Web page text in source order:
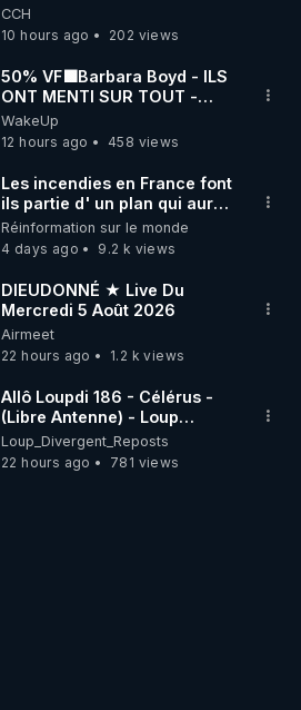
CCH
10 hours ago
202 views
50% VF🟩Barbara Boyd - ILS
ONT MENTI SUR TOUT -
Jocelyne Traduction
WakeUp
12 hours ago
458 views
Les incendies en France font
ils partie d' un plan qui aurait
débuté le 11 septembre 2001
?
Réinformation sur le monde
4 days ago
9.2 k views
DIEUDONNÉ ★ Live Du
Mercredi 5 Août 2026
Airmeet
22 hours ago
1.2 k views
Allô Loupdi 186 - Célérus -
(Libre Antenne) - Loup
Divergent 2026.08.06
Loup_Divergent_Reposts
22 hours ago
781 views